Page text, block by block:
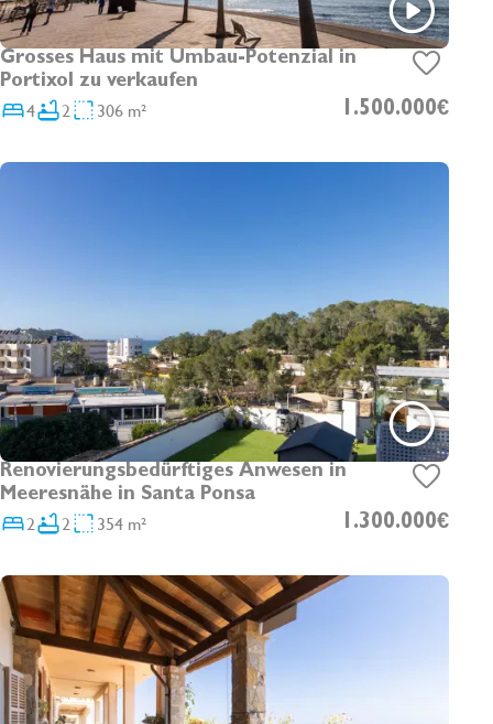
Grosses Haus mit Umbau-Potenzial in
Portixol zu verkaufen
4 2 306 m² 1.500.000€
Renovierungsbedürftiges Anwesen in
Meeresnähe in Santa Ponsa
2 2 354 m² 1.300.000€